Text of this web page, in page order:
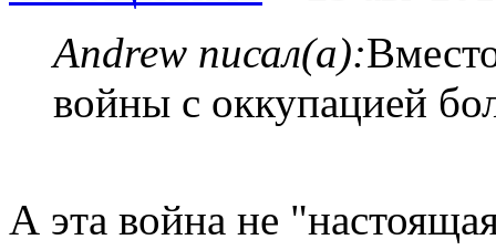
Andrew писал(а):
войны с оккупацией
А эта война не